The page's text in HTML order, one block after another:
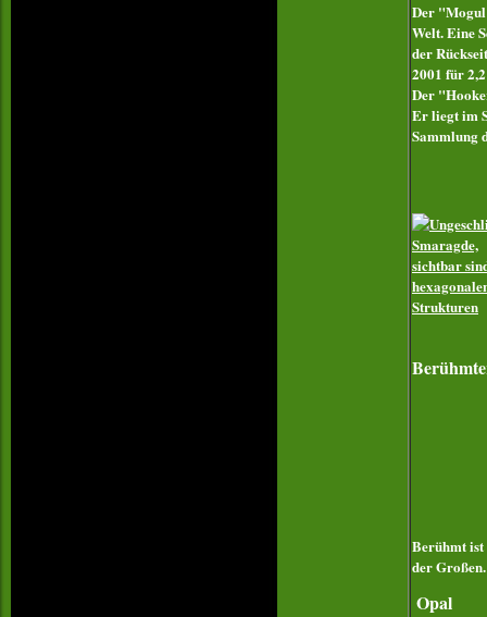
Der
Welt. Eine
der
2001 für
Der
Er liegt im
Sammlung
Berühmt
der
Opal